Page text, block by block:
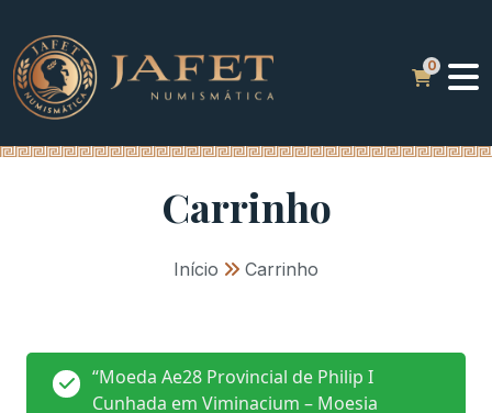
Carrinho
Início » Carrinho
“Moeda Ae28 Provincial de Philip I
Cunhada em Viminacium – Moesia